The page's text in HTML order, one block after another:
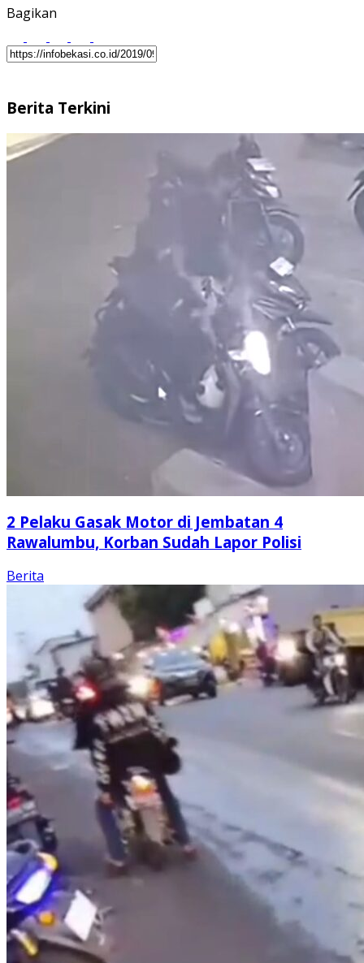
Bagikan
Berita Terkini
2 Pelaku Gasak Motor di Jembatan 4
Rawalumbu, Korban Sudah Lapor Polisi
Berita